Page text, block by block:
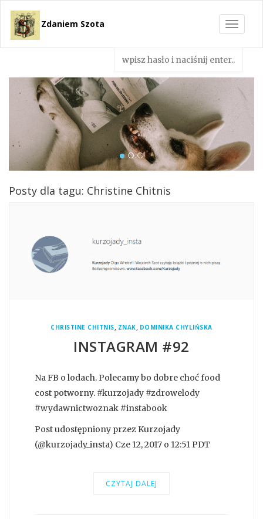
Toggle
Zdaniem Szota
Posty dla tagu: Christine Chitnis
CHRISTINE CHITNIS, ZNAK, DOMINIKA CHYLIŃSKA
INSTAGRAM #92
Na FB o lodach. Polecamy bo dobre choć food
cost potworny. #kurzojady #zdrowelody
#wydawnictwoznak #instabook
Post udostępniony przez Kurzojady
(@kurzojady_insta) Cze 12, 2017 o 12:51 PDT
CZYTAJ DALEJ